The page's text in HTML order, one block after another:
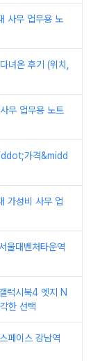
사무 업무용 노
녀온 후기 (위치,
무 업무용 노트
가격&midd
가성비 사무 업
울대벤처타운역
럭시북4 엣지 N
한 선택
페이스 강남역